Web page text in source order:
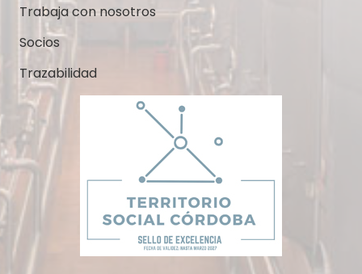
Trabaja con nosotros
Socios
Trazabilidad